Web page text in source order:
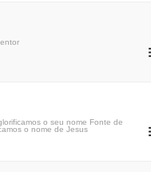
o seu nome Fonte de
o nome de Jesus